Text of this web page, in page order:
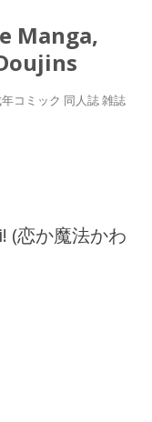
Manga,
コミック 同人誌 雑誌
(恋か魔法かわ